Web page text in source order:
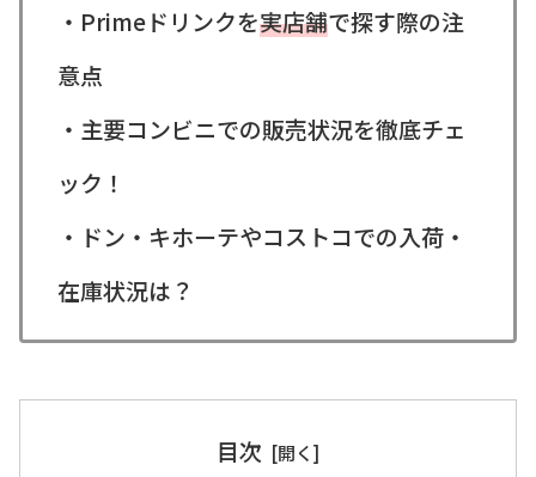
・Primeドリンクを実店舗で探す際の注
意点
・主要コンビニでの販売状況を徹底チェ
ック！
・ドン・キホーテやコストコでの入荷・
在庫状況は？
目次